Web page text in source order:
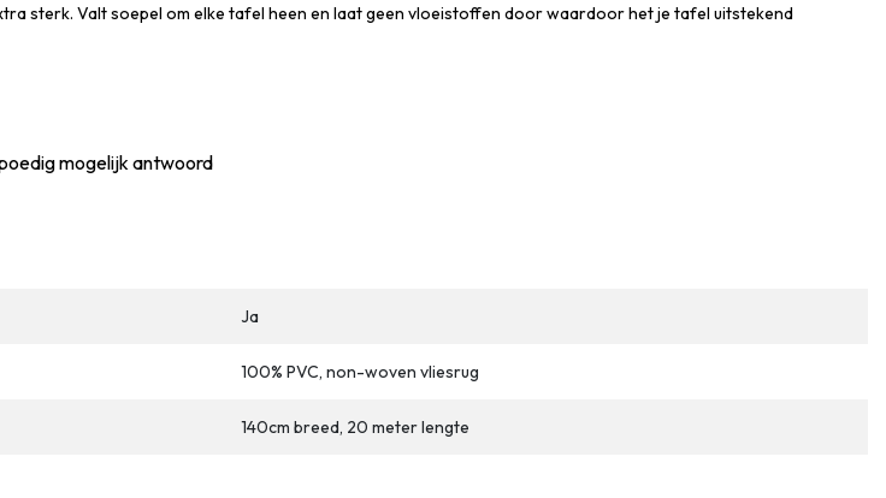
sterk. Valt soepel om elke tafel heen en laat geen vloeistoffen door waardoor het je tafel uitstekend
mogelijk antwoord
Ja
100% PVC, non-woven vliesrug
140cm breed, 20 meter lengte